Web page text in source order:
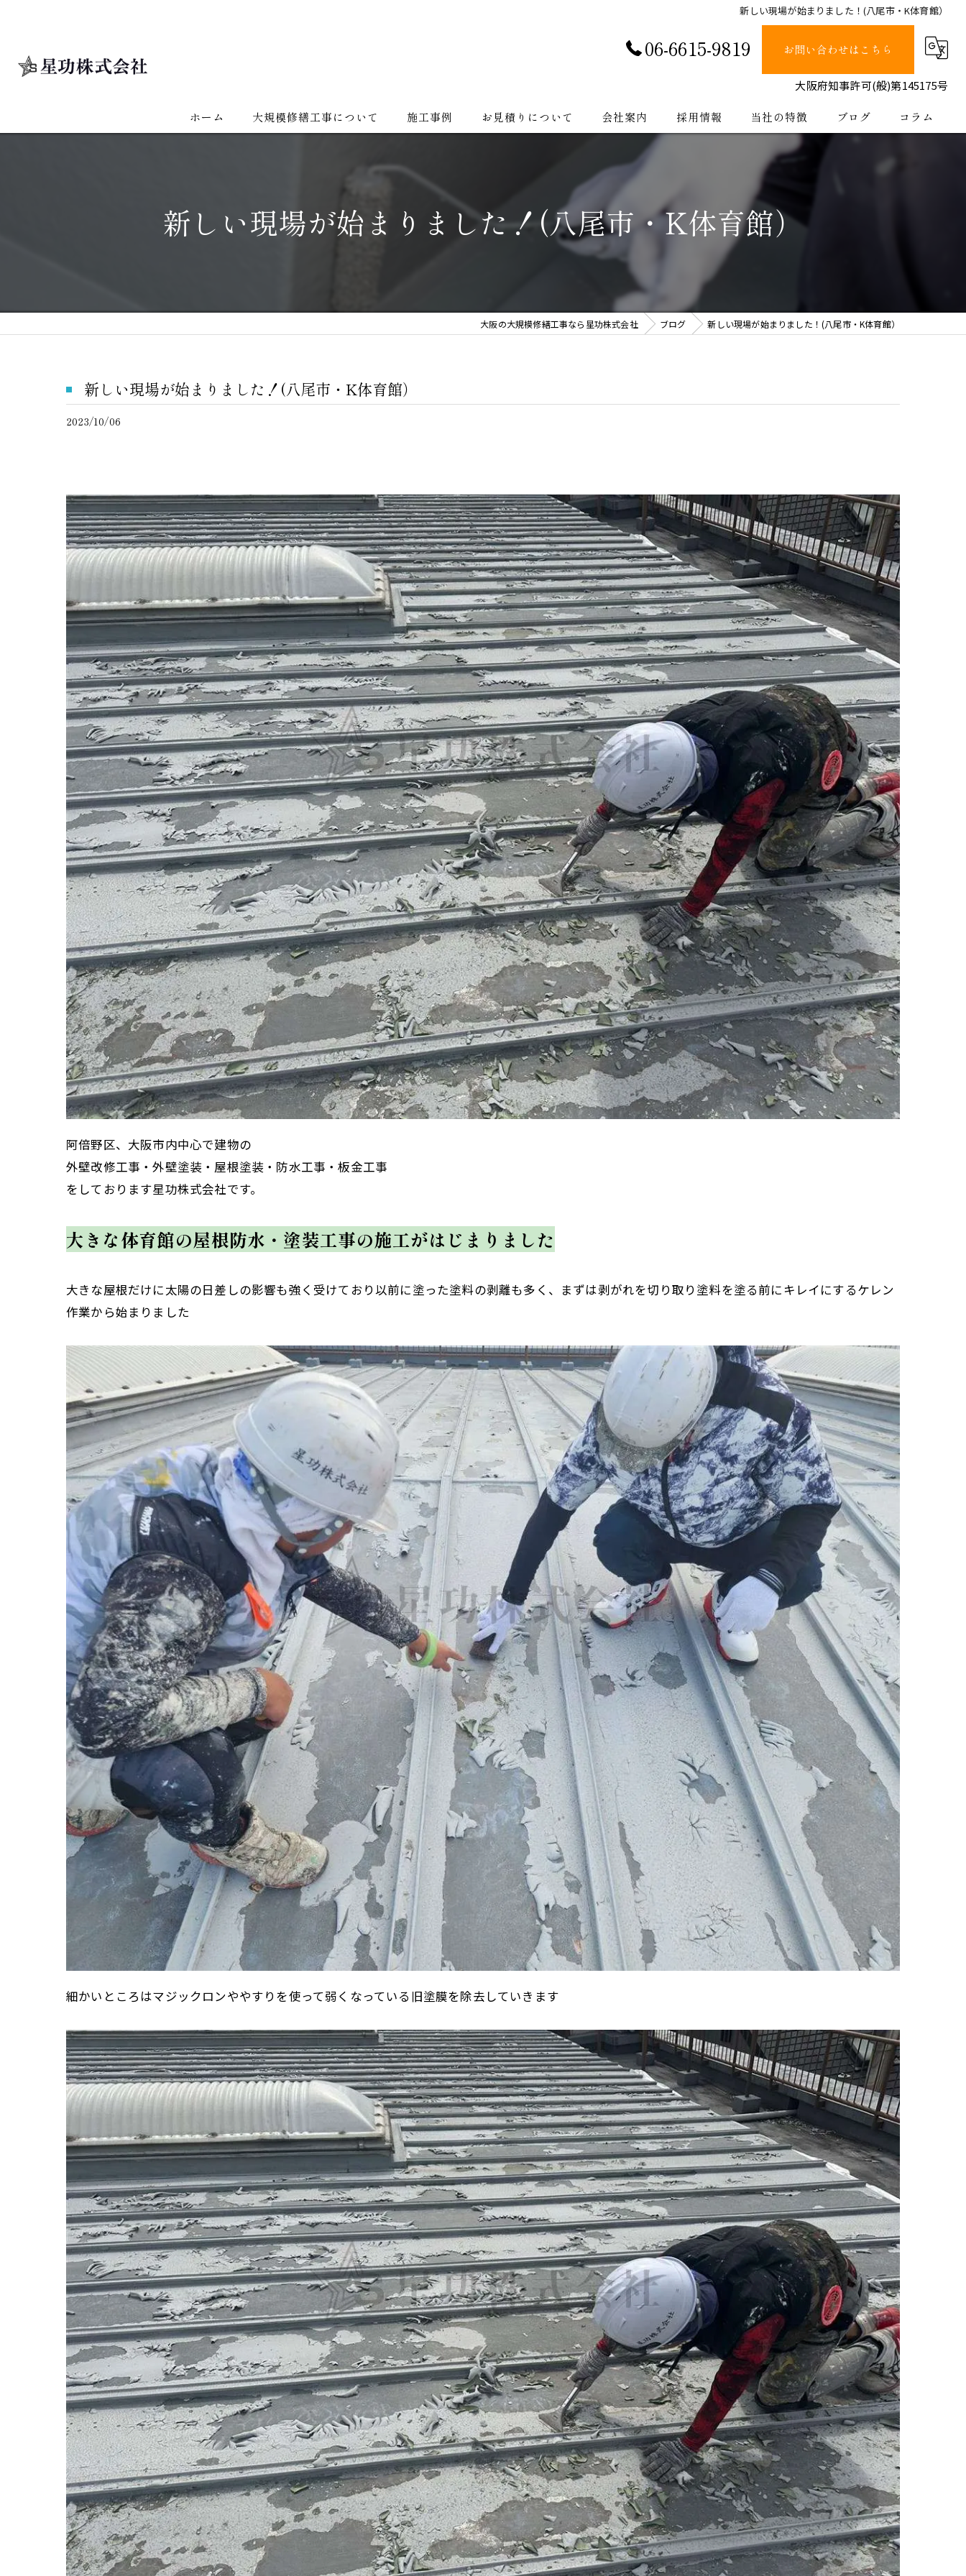
新しい現場が始まりました！(八尾市・K体育館）
06-6615-9819 お問い合わせはこちら
大阪府知事許可(般)第145175号
ホーム 大規模修繕工事について 施工事例 お見積りについて 会社案内
会社紹介
採用情報 当社の特徴
塗装
止水
防水
ブログ コラム
新しい現場が始まりました！(八尾市・K体育館）
大阪の大規模修繕工事なら星功株式会社 ブログ 新しい現場が始まりました！(八尾市・K体育館）
新しい現場が始まりました！(八尾市・K体育館）
2023/10/06
阿倍野区、大阪市内中心で建物の
外壁改修工事・外壁塗装・屋根塗装・防水工事・板金工事
をしております星功株式会社です。
大きな体育館の屋根防水・塗装工事の施工がはじまりました
大きな屋根だけに太陽の日差しの影響も強く受けており以前に塗った塗料の剥離も多く、まずは剥がれを切り取り塗料を塗る前にキレイにするケレン
作業から始まりました
細かいところはマジックロンややすりを使って弱くなっている旧塗膜を除去していきます
お問い合わせはこちら
お問い合わせはこちら